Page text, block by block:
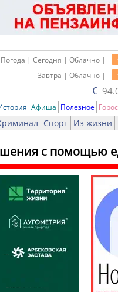
Погода | Сегодня | Облачно |
Завтра | Облачно |
€
Афиша Полезное
Спорт Из жизни
с помощью
Печать